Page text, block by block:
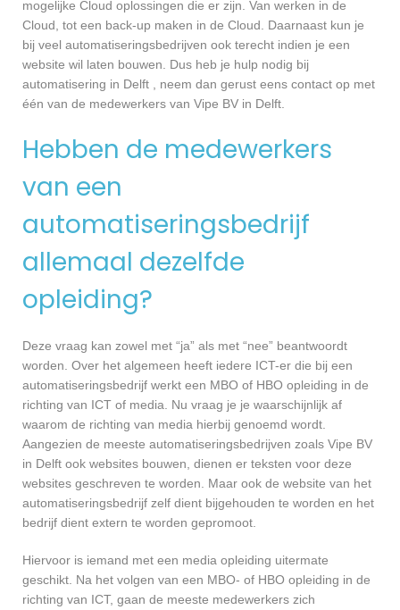
mogelijke Cloud oplossingen die er zijn. Van werken in de
Cloud, tot een back-up maken in de Cloud. Daarnaast kun je
bij veel automatiseringsbedrijven ook terecht indien je een
website wil laten bouwen. Dus heb je hulp nodig bij
automatisering in Delft , neem dan gerust eens contact op met
één van de medewerkers van Vipe BV in Delft.
Hebben de medewerkers
van een
automatiseringsbedrijf
allemaal dezelfde
opleiding?
Deze vraag kan zowel met “ja” als met “nee” beantwoordt
worden. Over het algemeen heeft iedere ICT-er die bij een
automatiseringsbedrijf werkt een MBO of HBO opleiding in de
richting van ICT of media. Nu vraag je je waarschijnlijk af
waarom de richting van media hierbij genoemd wordt.
Aangezien de meeste automatiseringsbedrijven zoals Vipe BV
in Delft ook websites bouwen, dienen er teksten voor deze
websites geschreven te worden. Maar ook de website van het
automatiseringsbedrijf zelf dient bijgehouden te worden en het
bedrijf dient extern te worden gepromoot.
Hiervoor is iemand met een media opleiding uitermate
geschikt. Na het volgen van een MBO- of HBO opleiding in de
richting van ICT, gaan de meeste medewerkers zich